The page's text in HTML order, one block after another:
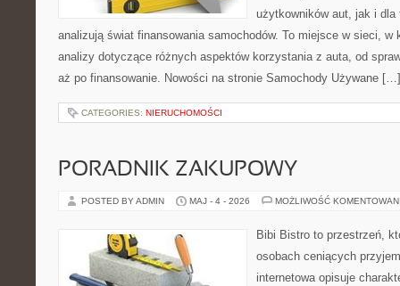
użytkowników aut, jak i
analizują świat finansowania samochodów. To miejsce w sieci, w
analizy dotyczące różnych aspektów korzystania z auta, od
aż po finansowanie. Nowości na stronie Samochody Używane […]
CATEGORIES: NIERUCHOMOŚCI
PORADNIK ZAKUPOWY
POSTED BY ADMIN MAJ - 4 - 2026 MOŻLIWOŚĆ
Bibi Bistro to przestrzeń,
osobach ceniących
internetowa opisuje